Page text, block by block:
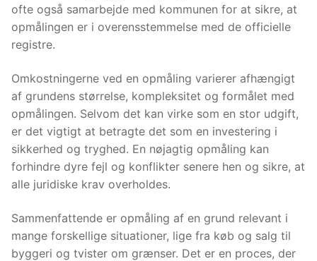
ofte også samarbejde med kommunen for at sikre, at
opmålingen er i overensstemmelse med de officielle
registre.
Omkostningerne ved en opmåling varierer afhængigt
af grundens størrelse, kompleksitet og formålet med
opmålingen. Selvom det kan virke som en stor udgift,
er det vigtigt at betragte det som en investering i
sikkerhed og tryghed. En nøjagtig opmåling kan
forhindre dyre fejl og konflikter senere hen og sikre, at
alle juridiske krav overholdes.
Sammenfattende er opmåling af en grund relevant i
mange forskellige situationer, lige fra køb og salg til
byggeri og tvister om grænser. Det er en proces, der